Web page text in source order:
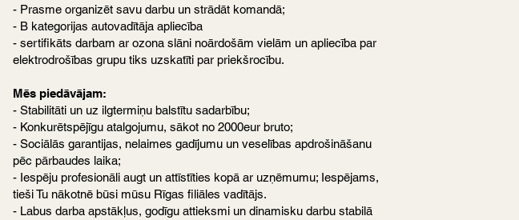
- Prasme organizēt savu darbu un strādāt komandā;
- B kategorijas autovadītāja apliecība
- sertifikāts darbam ar ozona slāni noārdošām vielām un apliecība par
elektrodrošības grupu tiks uzskatīti par priekšrocību.
Mēs piedāvājam:
- Stabilitāti un uz ilgtermiņu balstītu sadarbību;
- Konkurētspējīgu atalgojumu, sākot no 2000eur bruto;
- Sociālās garantijas, nelaimes gadījumu un veselības apdrošināšanu
pēc pārbaudes laika;
- Iespēju profesionāli augt un attīstīties kopā ar uzņēmumu; Iespējams,
tieši Tu nākotnē būsi mūsu Rīgas filiāles vadītājs.
- Labus darba apstākļus, godīgu attieksmi un dinamisku darbu stabilā